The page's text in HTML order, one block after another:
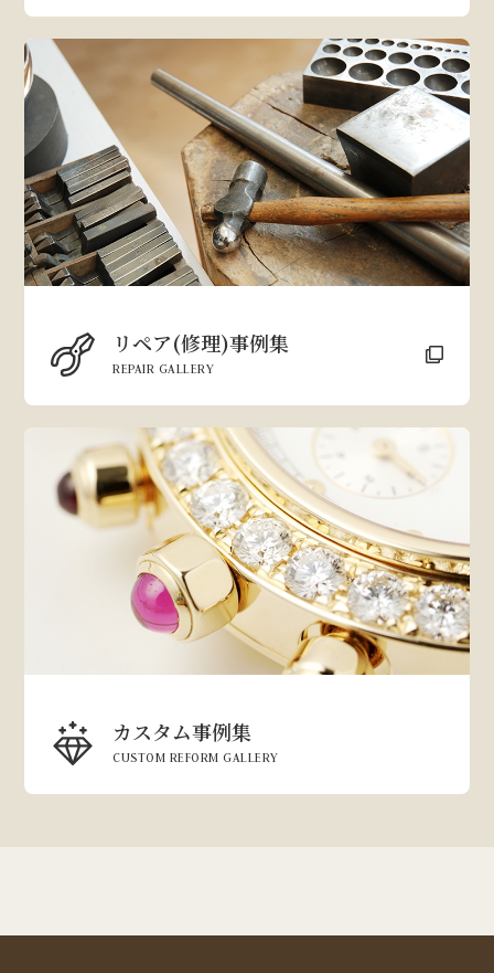
リペア(修理)事例集
REPAIR GALLERY
カスタム事例集
CUSTOM REFORM GALLERY